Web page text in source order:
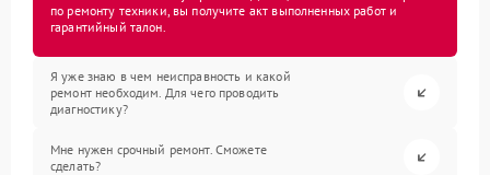
по ремонту техники, вы получите акт выполненных работ и
гарантийный талон.
Я уже знаю в чем неисправность и какой
ремонт необходим. Для чего проводить
диагностику?
Мне нужен срочный ремонт. Сможете
сделать?